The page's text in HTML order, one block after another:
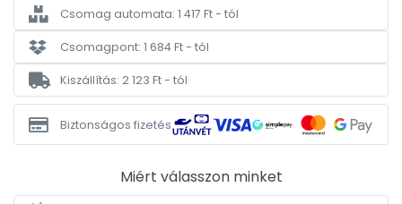
Csomag automata: 1 417 Ft - tól
Csomagpont: 1 684 Ft - tól
Kiszállítás: 2 123 Ft - tól
Biztonságos fizetés
Miért válasszon minket